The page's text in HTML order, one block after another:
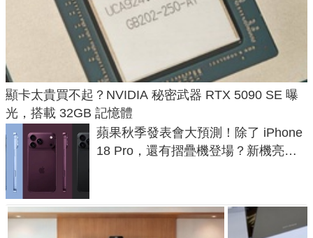
顯卡太貴買不起？NVIDIA 秘密武器 RTX 5090 SE 曝
光，搭載 32GB 記憶體
蘋果秋季發表會大預測！除了 iPhone
18 Pro，還有摺疊機登場？新機亮點